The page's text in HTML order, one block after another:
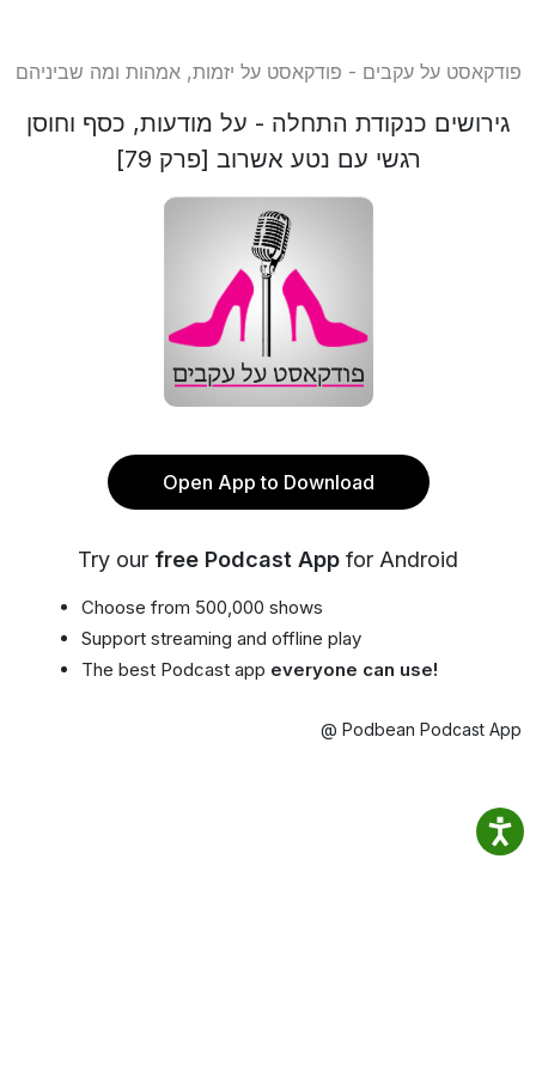
פודקאסט על עקבים - פודקאסט על יזמות, אמהות ומה שביניהם
גירושים כנקודת התחלה - על מודעות, כסף וחוסן
רגשי עם נטע אשרוב [פרק 79]
Open App to Download
Try our free Podcast App for Android
Choose from 500,000 shows
Support streaming and offline play
The best Podcast app everyone can use!
@ Podbean Podcast App